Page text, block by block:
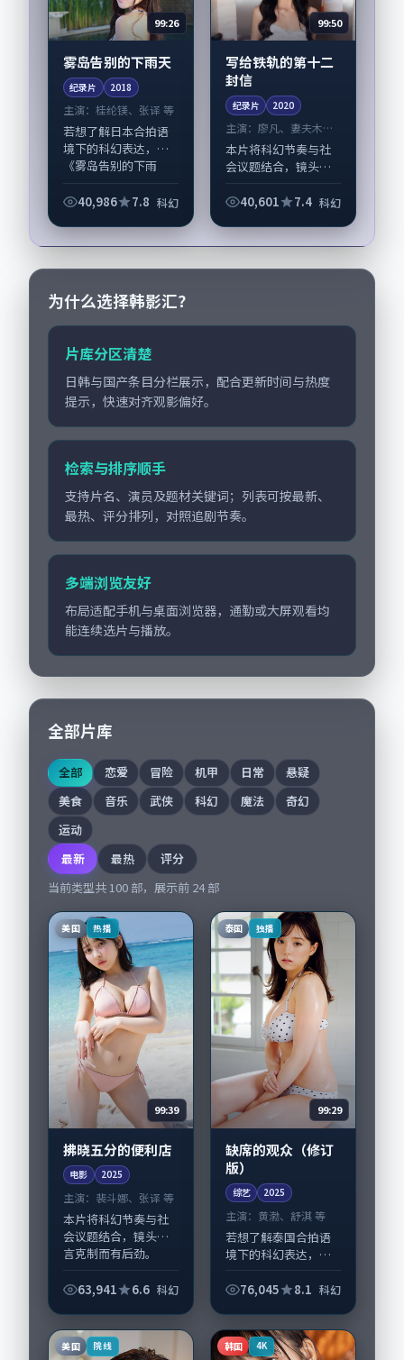
99:26
雾岛告别的下雨天
纪录片 2018
主演： 桂纶镁、张译 等
若想了解日本合拍语
境下的科幻表达，
《雾岛告别的下雨
侧重人物动机与生活
镁、张译与配角群戏
并重。影片2018年面
世...
40,986 7.8 科幻
99:50
写给铁轨的第十二
封信
纪录片 2020
主演：廖凡、妻夫木聪
等
本片将科幻节奏与社
会议题结合，镜头语
《写给铁轨的第十二
舵，廖凡、妻夫木聪
担纲主线；取景与声
音设计凸显日本城市
40,601 7.4 科幻
为什么选择韩影汇？
片库分区清楚
日韩与国产条目分栏展示，配合更新时间与热度
提示，快速对齐观影偏好。
检索与排序顺手
支持片名、演员及题材关键词；列表可按最新、
最热、评分排列，对照追剧节奏。
多端浏览友好
布局适配手机与桌面浏览器，通勤或大屏观看均
能连续选片与播放。
全部片库
全部 恋爱 冒险 机甲 日常
悬疑
美食
音乐 武侠 科幻 魔法
奇幻
运动
最新
最热
评分
当前类型共100 部，展示前 24部
美国 热播
99:39
拂晓五分的便利店
电影 2025
主演： 裴斗娜、张译 等
本片将科幻节奏与社
会议题结合，镜头语
言克制而有后劲。
店》由刁亦男掌舵，
凸显美国城市质感，
适合...
63,941 6.6 科幻
泰国 独播
99:29
缺席的观众（修订
版）
综艺 2025
主演： 黄渤、舒淇 等
若想了解泰国合拍语
境下的科幻表达，
版）》值得关注：剧
渤、舒淇与配角群戏
并重。影片2025年
76,045 8.1 科幻
美国 院线 韩国 4K